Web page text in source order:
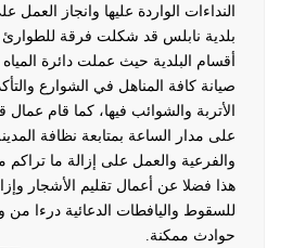
النداءات الواردة عليها وانجاز
بلدية نابلس قد شكلت فرقة
أقسام البلدية حيث عملت دائرة
صيانة كافة المناهل في الشوارع
الأتربة والشوائب فيها، كما قام
على مدار الساعة بمتابعة نظافة
والفرعية والعمل على إزالة ما تراكم
هذا فضلا عن أعمال تقليم الأشجار
للسقوط واليافطات الدعائية درءا
حوادث ممكنة.